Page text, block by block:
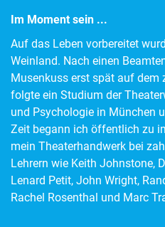
Im Moment sein ...
Auf das Leben vorbereitet
Weinland. Nach einen
Musenkuss erst spät auf dem
folgte ein Studium der
und Psychologie in München
Zeit begann ich öffentlich zu
mein Theaterhandwerk bei
Lehrern wie Keith Johnstone,
Lenard Petit, John Wright,
Rachel Rosenthal und Marc